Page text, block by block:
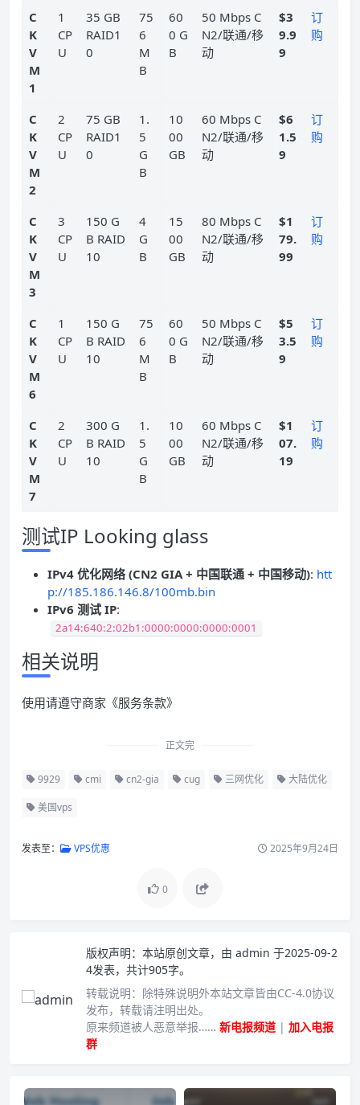
C
K
V
M
1
1
CP
U
35 GB
RAID1
0
75
6
M
B
60
0 G
B
50 Mbps C
N2/联通/移
动
$3
9.9
9
订
购
C
K
V
M
2
2
CP
U
75 GB
RAID1
0
1.
5
G
B
10
00
GB
60 Mbps C
N2/联通/移
动
$6
1.5
9
订
购
C
K
V
M
3
3
CP
U
150 G
B RAID
10
4
G
B
15
00
GB
80 Mbps C
N2/联通/移
动
$1
79.
99
订
购
C
K
V
M
6
1
CP
U
150 G
B RAID
10
75
6
M
B
60
0 G
B
50 Mbps C
N2/联通/移
动
$5
3.5
9
订
购
C
K
V
M
7
2
CP
U
300 G
B RAID
10
1.
5
G
B
10
00
GB
60 Mbps C
N2/联通/移
动
$1
07.
19
订
购
测试IP Looking glass
IPv4 优化网络 (CN2 GIA + 中国联通 + 中国移动): htt
p://185.186.146.8/100mb.bin
IPv6 测试 IP:
2a14:640:2:02b1:0000:0000:0000:0001
相关说明
使用请遵守商家《服务条款》
正文完
9929 cmi cn2-gia cug 三网优化 大陆优化
美国vps
发表至： VPS优惠 2025年9月24日
0
版权声明： 本站原创文章，由 admin 于2025-09-2
4发表，共计905字。
转载说明： 除特殊说明外本站文章皆由CC-4.0协议
发布，转载请注明出处。
原来频道被人恶意举报…… 新电报频道 | 加入电报
群